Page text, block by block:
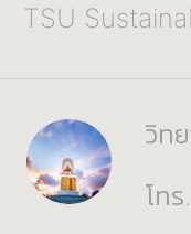
TSU
วิท
โท